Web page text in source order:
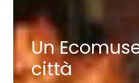
Un
città